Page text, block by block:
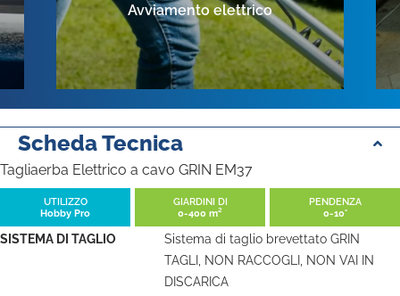
Avviamento elettrico
Scheda Tecnica
Tagliaerba Elettrico a cavo GRIN EM37
UTILIZZO
Hobby Pro
GIARDINI DI
0-400 m²
PENDENZA
0-10°
SISTEMA DI TAGLIO
Sistema di taglio brevettato GRIN
TAGLI, NON RACCOGLI, NON VAI IN
DISCARICA